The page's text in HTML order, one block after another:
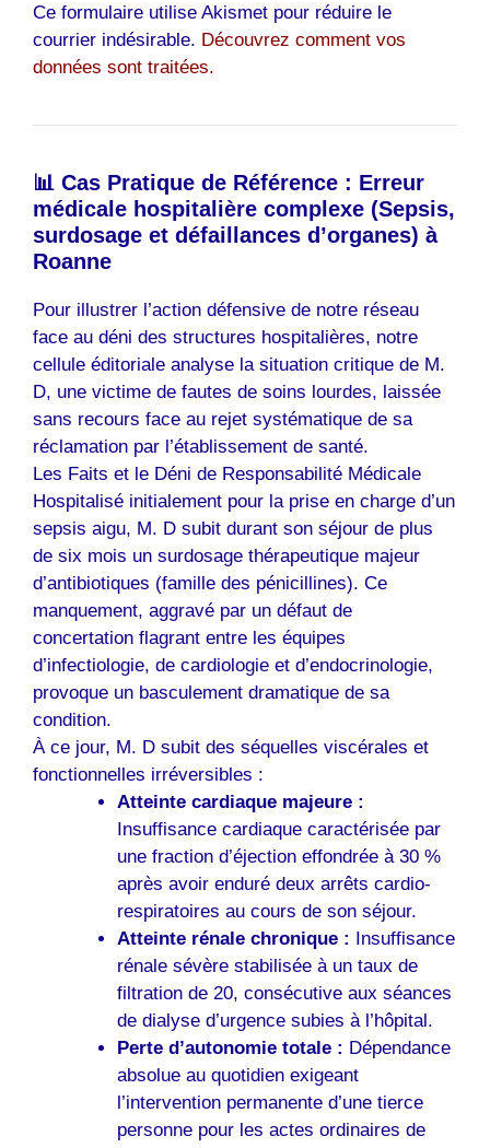
Ce formulaire utilise Akismet pour réduire le
courrier indésirable. Découvrez comment vos
données sont traitées.
📊 Cas Pratique de Référence : Erreur
médicale hospitalière complexe (Sepsis,
surdosage et défaillances d’organes) à
Roanne
Pour illustrer l’action défensive de notre réseau
face au déni des structures hospitalières, notre
cellule éditoriale analyse la situation critique de M.
D, une victime de fautes de soins lourdes, laissée
sans recours face au rejet systématique de sa
réclamation par l’établissement de santé.
Les Faits et le Déni de Responsabilité Médicale
Hospitalisé initialement pour la prise en charge d’un
sepsis aigu, M. D subit durant son séjour de plus
de six mois un surdosage thérapeutique majeur
d’antibiotiques (famille des pénicillines). Ce
manquement, aggravé par un défaut de
concertation flagrant entre les équipes
d’infectiologie, de cardiologie et d’endocrinologie,
provoque un basculement dramatique de sa
condition.
À ce jour, M. D subit des séquelles viscérales et
fonctionnelles irréversibles :
Atteinte cardiaque majeure :
Insuffisance cardiaque caractérisée par
une fraction d’éjection effondrée à 30 %
après avoir enduré deux arrêts cardio-
respiratoires au cours de son séjour.
Atteinte rénale chronique : Insuffisance
rénale sévère stabilisée à un taux de
filtration de 20, consécutive aux séances
de dialyse d’urgence subies à l’hôpital.
Perte d’autonomie totale : Dépendance
absolue au quotidien exigeant
l’intervention permanente d’une tierce
personne pour les actes ordinaires de